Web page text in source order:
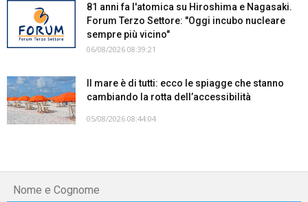
81 anni fa l'atomica su Hiroshima e Nagasaki.
Forum Terzo Settore: "Oggi incubo nucleare
sempre più vicino"
06/08/2026 08:39:21
Il mare è di tutti: ecco le spiagge che stanno
cambiando la rotta dell’accessibilità
05/08/2026 08:44:04